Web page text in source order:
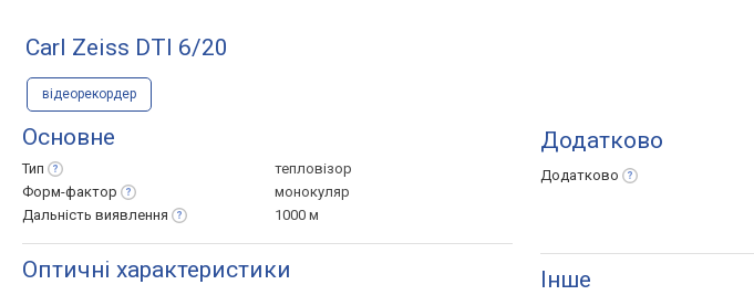
Carl Zeiss DTI 6/20
відеорекордер
Основне
Тип
тепловізор
Форм-фактор
монокуляр
Дальність виявлення 1000 м
Оптичні характеристики
Додатково
Додатково
Інше